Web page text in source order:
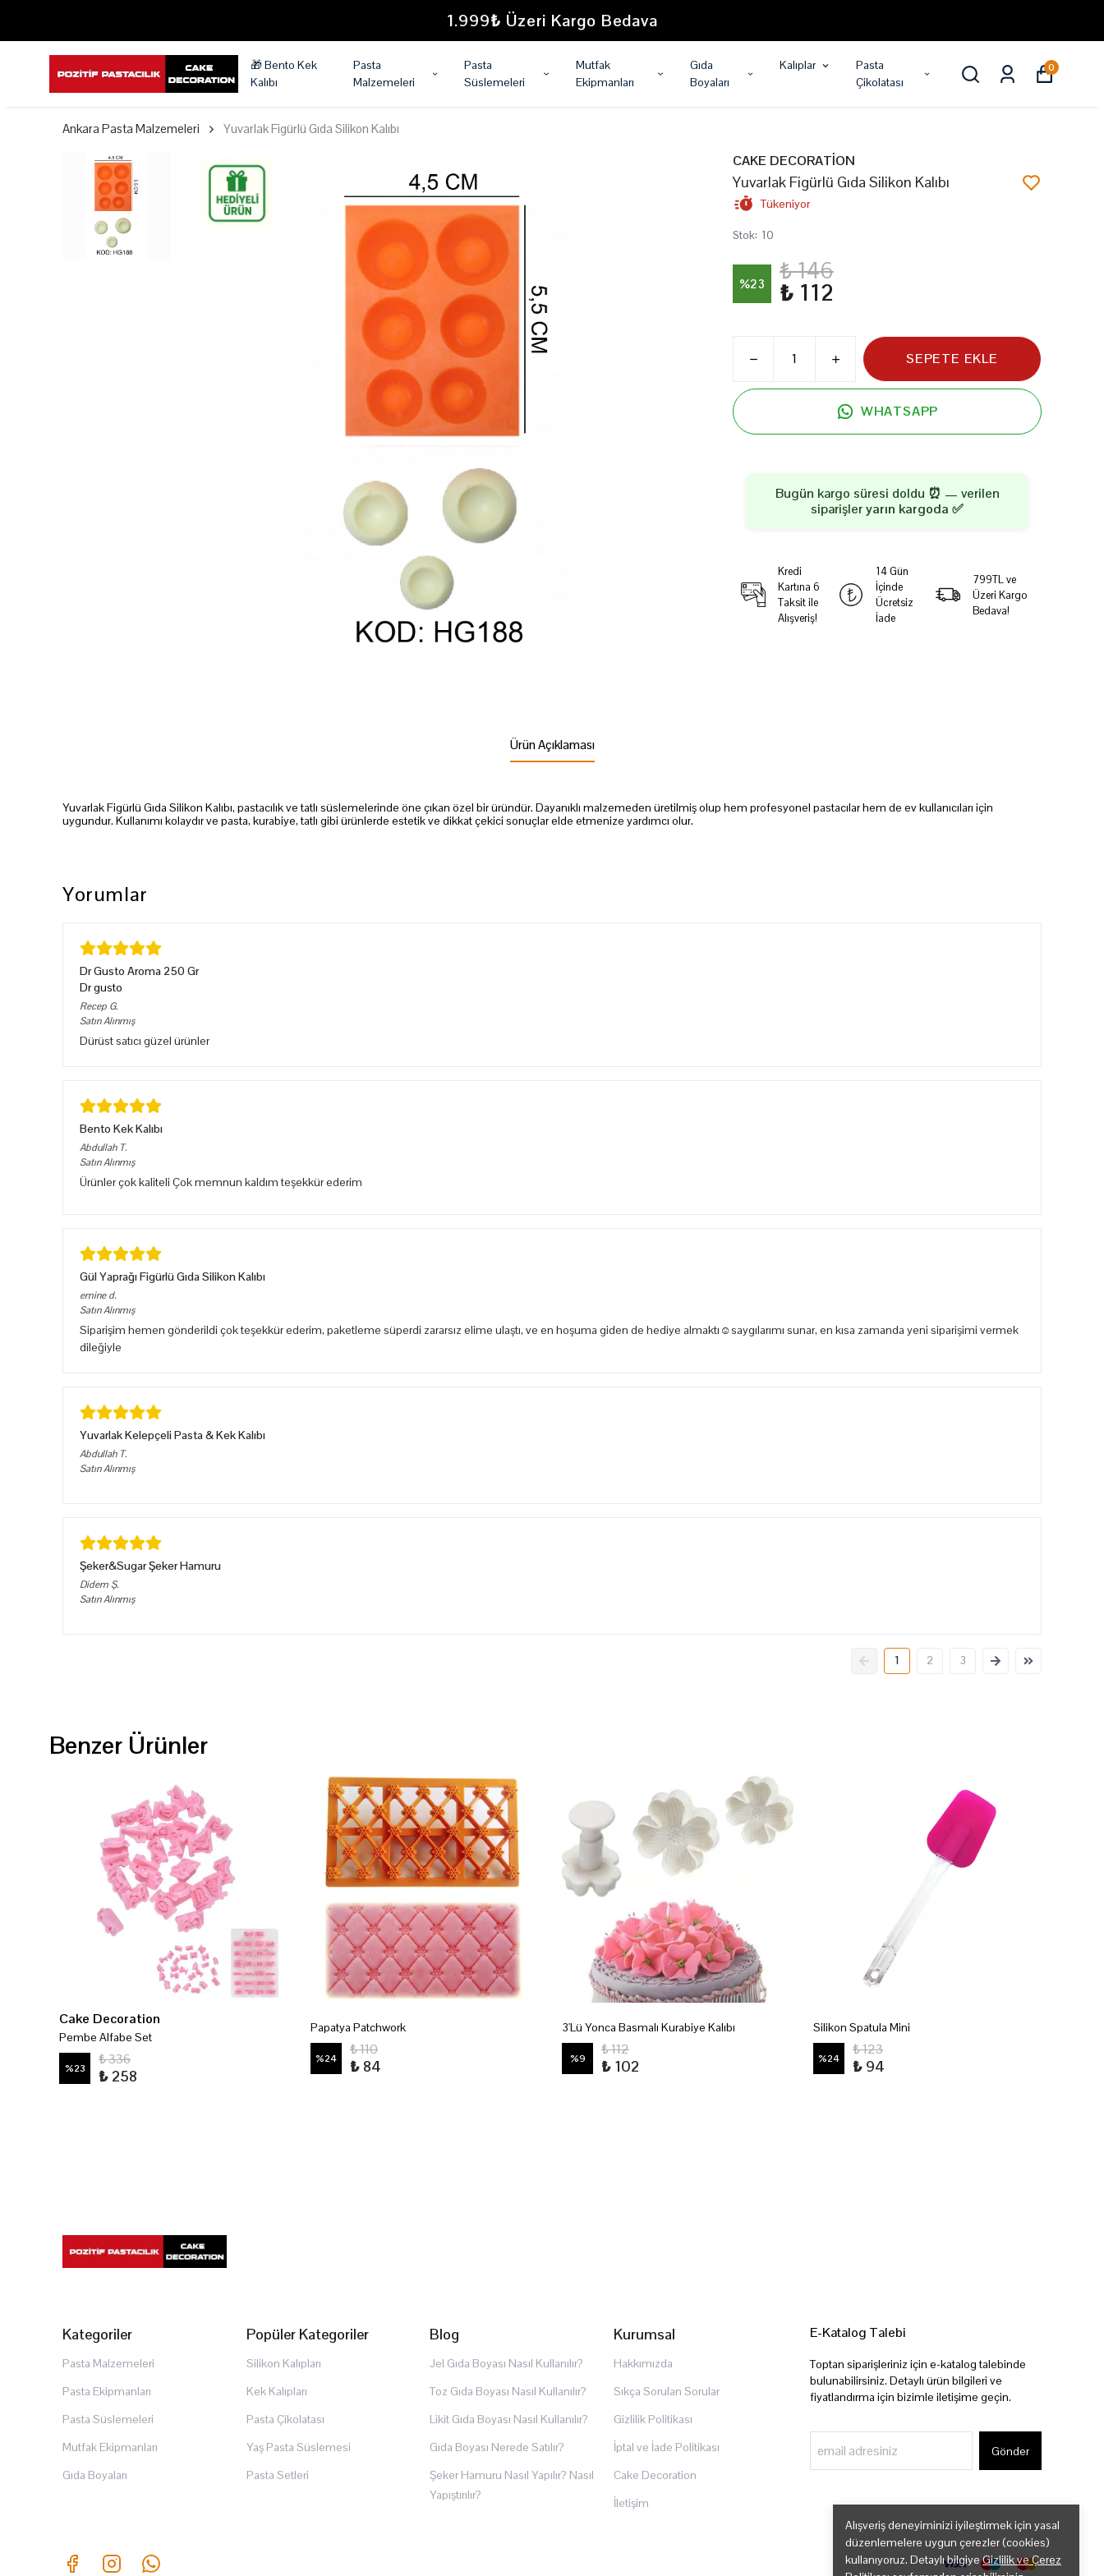
1.999₺ Üzeri Kargo Bedava
🎁 Bento Kek
Kalıbı
Pasta
Malzemeleri
Pasta
Süslemeleri
Mutfak
Ekipmanları
Gıda
Boyaları
Kalıplar
Pasta
Çikolatası
0
Alışveriş deneyiminizi iyileştirmek için yasal
düzenlemelere uygun çerezler (cookies)
kullanıyoruz. Detaylı bilgiyeGizlilik ve Çerez
Ankara Pasta Malzemeleri Yuvarlak Figürlü Gıda Silikon Kalıbı
CAKE DECORATİON
Yuvarlak Figürlü Gıda Silikon Kalıbı
Tükeniyor
Stok: 10
%23 ₺ 146
₺ 112
SEPETE EKLE
WHATSAPP
Bugün kargo süresi doldu ⏰ — verilen
siparişleryarın kargoda ✅
Kredi
Kartına 6
Taksit ile
Alışveriş!
14 Gün
İçinde
Ücretsiz
İade
799TL ve
Üzeri Kargo
Bedava!
Ürün Açıklaması
Yuvarlak Figürlü Gıda Silikon Kalıbı, pastacılık ve tatlı süslemelerinde öne çıkan özel bir üründür. Dayanıklı malzemeden üretilmiş olup hem profesyonel pastacılar hem de ev kullanıcıları için
uygundur. Kullanımı kolaydır ve pasta, kurabiye, tatlı gibi ürünlerde estetik ve dikkat çekici sonuçlar elde etmenize yardımcı olur.
Yorumlar
Dr Gusto Aroma 250 Gr
Dr gusto
Recep G.
Satın Alınmış
Dürüst satıcı güzel ürünler
Bento Kek Kalıbı
Abdullah T.
Satın Alınmış
Ürünler çok kaliteli Çok memnun kaldım teşekkür ederim
Gül Yaprağı Figürlü Gıda Silikon Kalıbı
emine d.
Satın Alınmış
Siparişim hemen gönderildi çok teşekkür ederim, paketleme süperdi zararsız elime ulaştı, ve en hoşuma giden de hediye almaktı☺️saygılarımı sunar, en kısa zamanda yeni siparişimi vermek
dileğiyle
Yuvarlak Kelepçeli Pasta & Kek Kalıbı
Abdullah T.
Satın Alınmış
Şeker&Sugar Şeker Hamuru
Didem Ş.
Satın Alınmış
1 2 3
Benzer Ürünler
Cake Decoration
Pembe Alfabe Set
%23
₺ 336
₺ 258
Papatya Patchwork
%24
₺ 110
₺ 84
3'Lü Yonca Basmalı Kurabiye Kalıbı
%9
₺ 112
₺ 102
Silikon Spatula Mini
%24
₺ 123
₺ 94
Kategoriler
Pasta Malzemeleri
Pasta Ekipmanları
Pasta Süslemeleri
Mutfak Ekipmanları
Gıda Boyaları
Popüler Kategoriler
Silikon Kalıpları
Kek Kalıpları
Pasta Çikolatası
Yaş Pasta Süslemesi
Pasta Setleri
Blog
Jel Gıda Boyası Nasıl Kullanılır?
Toz Gıda Boyası Nasıl Kullanılır?
Likit Gıda Boyası Nasıl Kullanılır?
Gıda Boyası Nerede Satılır?
Şeker Hamuru Nasıl Yapılır? Nasıl
Yapıştırılır?
Kurumsal
Hakkımızda
Sıkça Sorulan Sorular
Gizlilik Politikası
İptal ve İade Politikası
Cake Decoration
İletişim
E-Katalog Talebi
Toptan siparişleriniz için e-katalog talebinde
bulunabilirsiniz. Detaylı ürün bilgileri ve
fiyatlandırma için bizimle iletişime geçin.
Gönder